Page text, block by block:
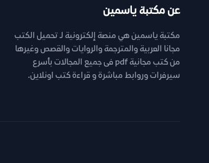
عن مكتبة ياسمين
مكتبة ياسمين هي منصة إلكترونية لـ تحميل الكتب
مجانا العربية والمترجمة والروايات والقصص وغيرها
من كتب مجانية pdf فى جميع المجالات بأسرع
سيرفرات وروابط مباشرة و قراءة كتب اونلاين.